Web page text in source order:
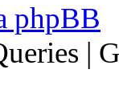
phpBB
|